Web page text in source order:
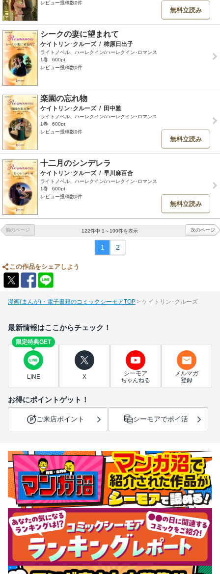
レビュー投稿数0件
無料立読み
シークの妻に望まれて
ケイトリン･クルーズ / 柿原日出子
ライトノベル、ハーレクイン/ハーレクイン･ロマンス
1巻
600pt
レビュー投稿数0件
楽園の忘れ物
ケイトリン･クルーズ / 田中雅
ライトノベル、ハーレクイン/ハーレクイン･ロマンス
1巻
600pt
レビュー投稿数0件
無料立読み
十二月のシンデレラ
ケイトリン･クルーズ / 早川麻百合
ライトノベル、ハーレクイン/ハーレクイン･ロマンス
1巻
600pt
レビュー投稿数0件
無料立読み
前のページ 122件中 1～100件を表示 次のページ
1 2
この作品をシェアしよう
漫画(まんが)・電子書籍のコミックシーモアTOP ケイトリン･クルーズ
最新情報はここからチェック！
限定特典GET
LINE X
シーモア
ちゃんねる
メルマガ
登録
お得にポイントゲット！
ご来店ポイント シーモアでポイ活